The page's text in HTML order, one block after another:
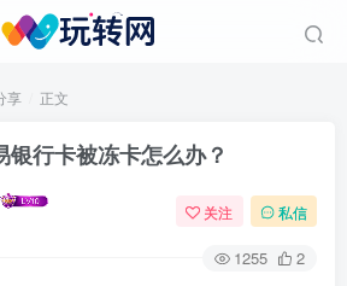
享 正文
行卡被冻卡怎么办？
关注 私信
1255 2